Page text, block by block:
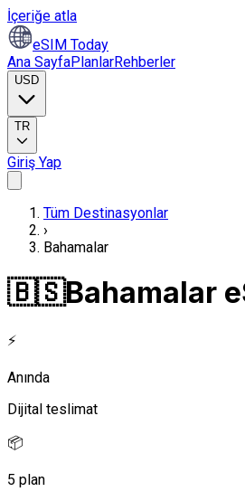
İçeriğe atla
eSIM Today
Ana SayfaPlanlarRehberler
USD
TR
Giriş Yap
Tüm Destinasyonlar
›
Bahamalar
🇧🇸Bahamalar
⚡
Anında
Dijital teslimat
📦
5 plan